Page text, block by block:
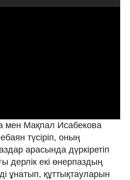
мен Мақпал Исабекова
түсіріп, оның
арасында дүркіретіп
дерлік екі өнерпаздың
ұнатып, құттықтауларын